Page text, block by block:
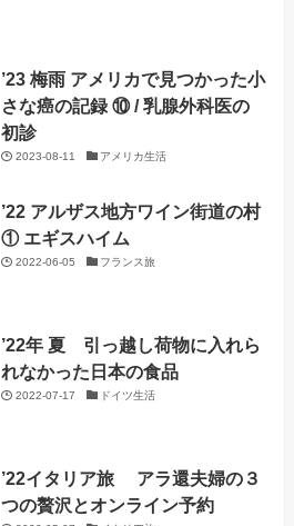
’23 梅雨 アメリカで見つかった小
さな癌の記録 ⑩ / 乳腺外科医の
初診
2023-08-11 アメリカ生活
’22 アルザス地方ワイン街道の村
① エギスハイム
2022-06-05 フランス旅
’22年 夏 引っ越し荷物に入れら
れなかった日本の食品
2022-07-17 ドイツ生活
’22イタリア旅 アラ還夫婦の３
つの贅沢とオンライン予約